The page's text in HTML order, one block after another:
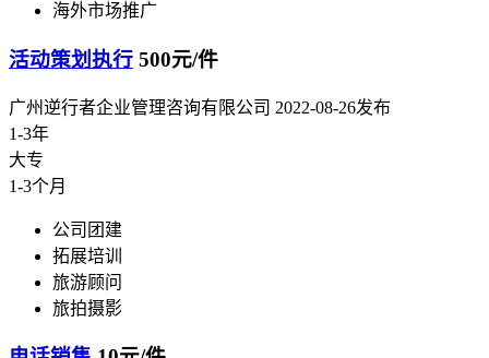
海外市场推广
活动策划执行 500元/件
广州逆行者企业管理咨询有限公司 2022-08-26发布
1-3年
大专
1-3个月
公司团建
拓展培训
旅游顾问
旅拍摄影